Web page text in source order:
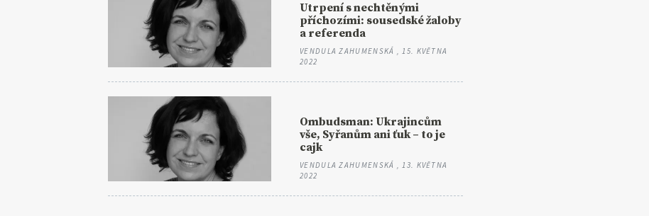
Utrpení s nechtěnými
příchozími: sousedské žaloby
a referenda
VENDULA ZAHUMENSKÁ , 15. KVĚTNA
2022
Ombudsman: Ukrajincům
vše, Syřanům ani ťuk – to je
cajk
VENDULA ZAHUMENSKÁ , 13. KVĚTNA
2022